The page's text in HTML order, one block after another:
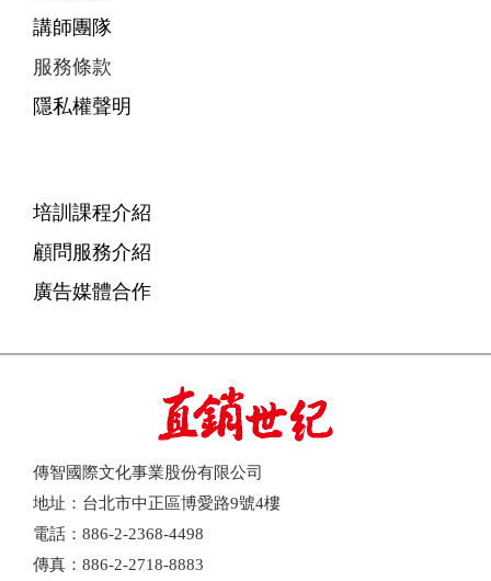
講師團隊
服務條款
隱私權聲明
培訓課程介紹
顧問服務介紹
廣告媒體合作
傳智國際文化事業股份有限公司
地址：台北市中正區博愛路9號4樓
電話：886-2-2368-4498
傳真：886-2-2718-8883